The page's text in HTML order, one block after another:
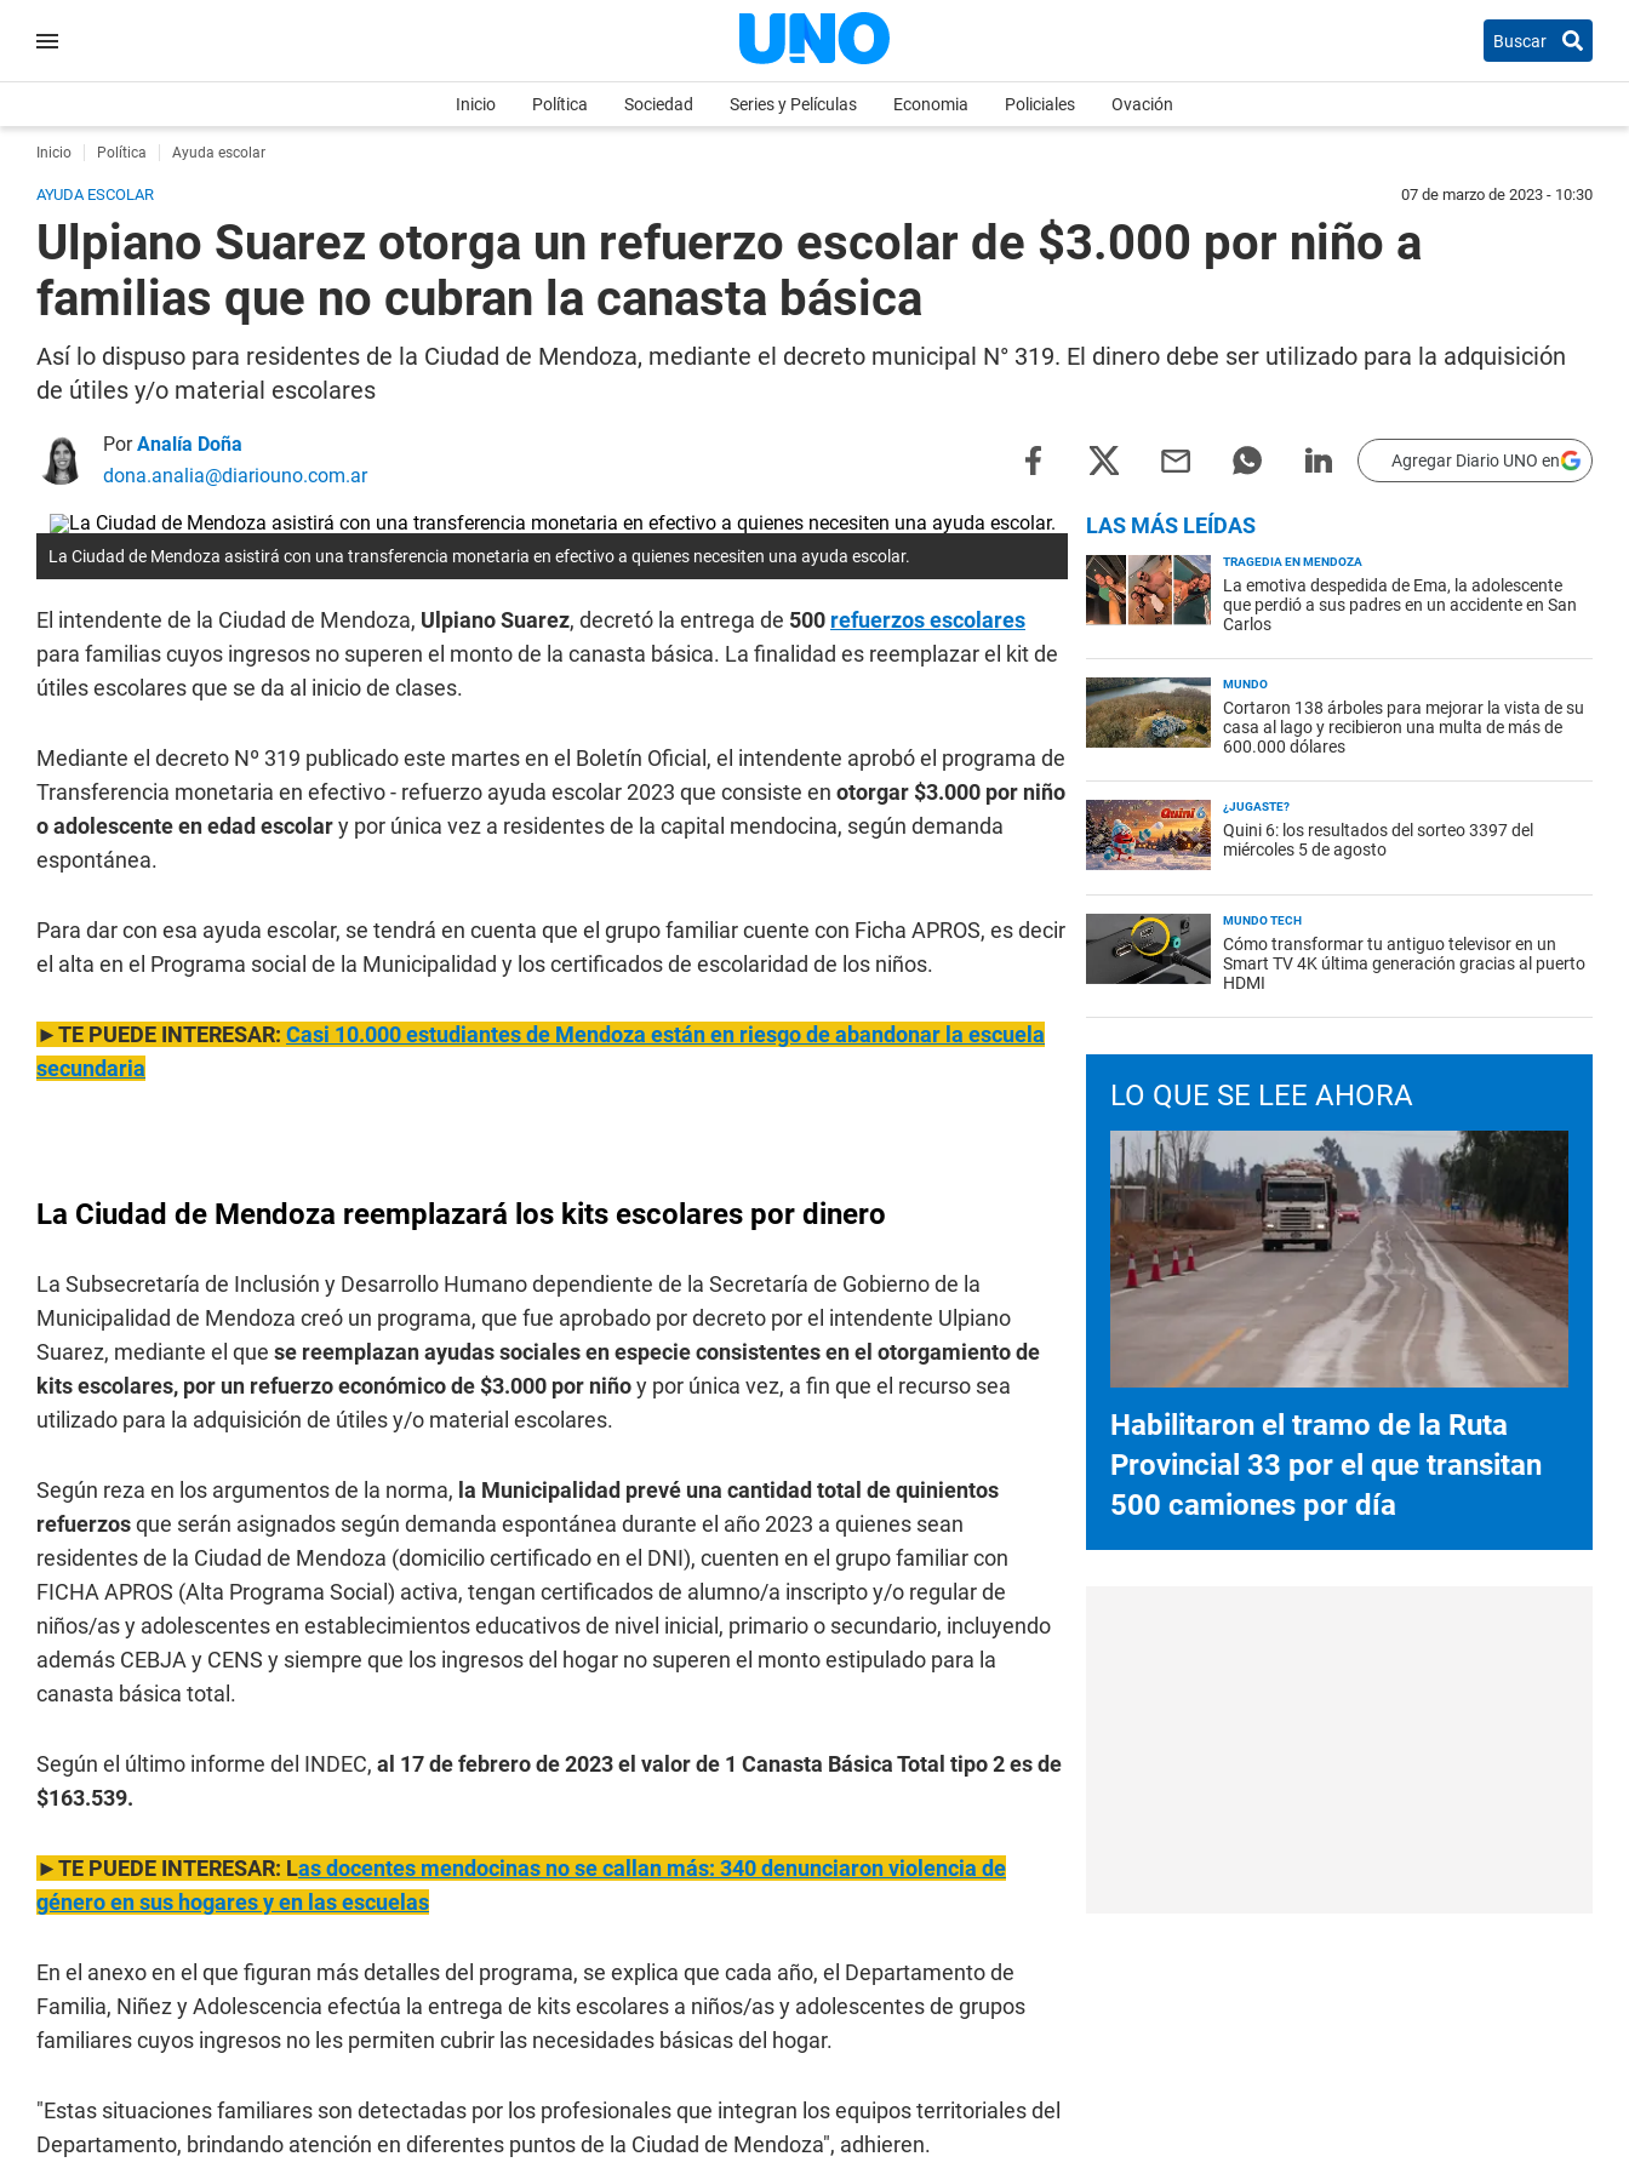
Buscar
Inicio Política Sociedad Series y Películas Economia Policiales Ovación
Inicio Política Ayuda escolar
AYUDA ESCOLAR 07 de marzo de 2023 - 10:30
Ulpiano Suarez otorga un refuerzo escolar de $3.000 por niño a
familias que no cubran la canasta básica
Así lo dispuso para residentes de la Ciudad de Mendoza, mediante el decreto municipal N° 319. El dinero debe ser utilizado para la adquisición
de útiles y/o material escolares
PorAnalía Doña
dona.analia@diariouno.com.ar
Agregar Diario UNO en
La Ciudad de Mendoza asistirá con una transferencia monetaria en efectivo a quienes necesiten una ayuda escolar.
El intendente de la Ciudad de Mendoza, Ulpiano Suarez, decretó la entrega de 500 refuerzos escolares
para familias cuyos ingresos no superen el monto de la canasta básica. La finalidad es reemplazar el kit de
útiles escolares que se da al inicio de clases.
Mediante el decreto Nº 319 publicado este martes en el Boletín Oficial, el intendente aprobó el programa de
Transferencia monetaria en efectivo - refuerzo ayuda escolar 2023 que consiste en otorgar $3.000 por niño
o adolescente en edad escolary por única vez a residentes de la capital mendocina, según demanda
espontánea.
Para dar con esa ayuda escolar, se tendrá en cuenta que el grupo familiar cuente con Ficha APROS, es decir
el alta en el Programa social de la Municipalidad y los certificados de escolaridad de los niños.
►TE PUEDE INTERESAR: Casi 10.000 estudiantes de Mendoza están en riesgo de abandonar la escuela
secundaria
La Ciudad de Mendoza reemplazará los kits escolares por dinero
La Subsecretaría de Inclusión y Desarrollo Humano dependiente de la Secretaría de Gobierno de la
Municipalidad de Mendoza creó un programa, que fue aprobado por decreto por el intendente Ulpiano
Suarez, mediante el que se reemplazan ayudas sociales en especie consistentes en el otorgamiento de
kits escolares, por un refuerzo económico de $3.000 por niñoy por única vez, a fin que el recurso sea
utilizado para la adquisición de útiles y/o material escolares.
Según reza en los argumentos de la norma, la Municipalidad prevé una cantidad total de quinientos
refuerzosque serán asignados según demanda espontánea durante el año 2023 a quienes sean
residentes de la Ciudad de Mendoza (domicilio certificado en el DNI), cuenten en el grupo familiar con
FICHA APROS (Alta Programa Social) activa, tengan certificados de alumno/a inscripto y/o regular de
niños/as y adolescentes en establecimientos educativos de nivel inicial, primario o secundario, incluyendo
además CEBJA y CENS y siempre que los ingresos del hogar no superen el monto estipulado para la
canasta básica total.
Según el último informe del INDEC, al 17 de febrero de 2023 el valor de 1 Canasta Básica Total tipo 2 es de
$163.539.
►TE PUEDE INTERESAR: Las docentes mendocinas no se callan más: 340 denunciaron violencia de
género en sus hogares y en las escuelas
En el anexo en el que figuran más detalles del programa, se explica que cada año, el Departamento de
Familia, Niñez y Adolescencia efectúa la entrega de kits escolares a niños/as y adolescentes de grupos
familiares cuyos ingresos no les permiten cubrir las necesidades básicas del hogar.
"Estas situaciones familiares son detectadas por los profesionales que integran los equipos territoriales del
Departamento, brindando atención en diferentes puntos de la Ciudad de Mendoza", adhieren.
LAS MÁS LEÍDAS
TRAGEDIA EN MENDOZA
La emotiva despedida de Ema, la adolescente
que perdió a sus padres en un accidente en San
Carlos
MUNDO
Cortaron 138 árboles para mejorar la vista de su
casa al lago y recibieron una multa de más de
600.000 dólares
¿JUGASTE?
Quini 6: los resultados del sorteo 3397 del
miércoles 5 de agosto
MUNDO TECH
Cómo transformar tu antiguo televisor en un
Smart TV 4K última generación gracias al puerto
HDMI
LO QUE SE LEE AHORA
Habilitaron el tramo de la Ruta
Provincial 33 por el que transitan
500 camiones por día